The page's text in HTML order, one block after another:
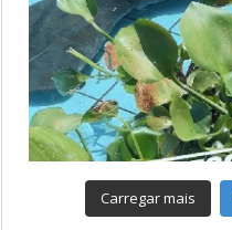
Carregar mais